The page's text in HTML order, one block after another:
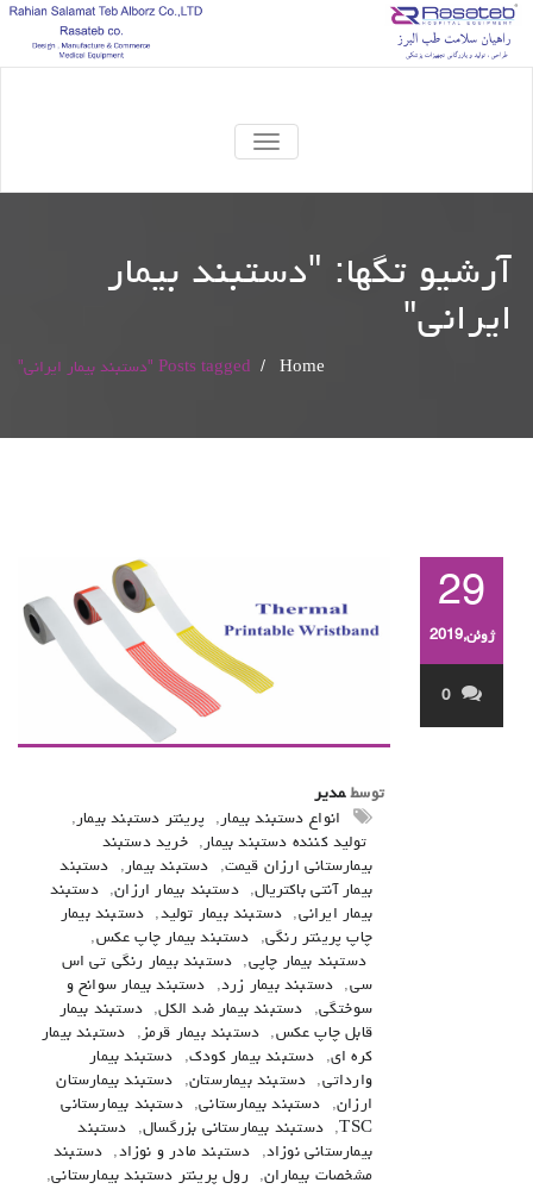
TOGGLE
NAVIGATION
آرشیو تگها: "دستبند بیمار
ایرانی"
Home
/ Posts tagged "دستبند بیمار ایرانی"
29
ژوئن,2019
0
توسط مدیر
انواع دستبند بیمار , پرینتر دستبند بیمار ,
تولید کننده دستبند بیمار ,
خرید دستبند
بیمارستانی ارزان قیمت, دستبند بیمار ,
دستبند
بیمار آنتی باکتریال, دستبند بیمار ارزان,
دستبند
بیمار ایرانی, دستبند بیمار تولید,
دستبند بیمار
چاپ پرینتر رنگی, دستبند بیمار چاپ عکس,
دستبند بیمار چاپی,
دستبند بیمار رنگی تی اس
سی, دستبند بیمار زرد,
دستبند بیمار سوانح و
سوختگی, دستبند بیمار ضد الکل,
دستبند بیمار
قابل چاپ عکس, دستبند بیمار قرمز ,
دستبند بیمار
کره ای, دستبند بیمار کودک,
دستبند بیمار
وارداتی, دستبند بیمارستان,
دستبند بیمارستان
ارزان, دستبند بیمارستانی,
دستبند بیمارستانی
TSC
, دستبند بیمارستانی بزرگسال,
دستبند
بیمارستانی نوزاد, دستبند مادر و نوزاد,
دستبند
مشخصات بیماران, رول پرینتر دستبند بیمارستانی,